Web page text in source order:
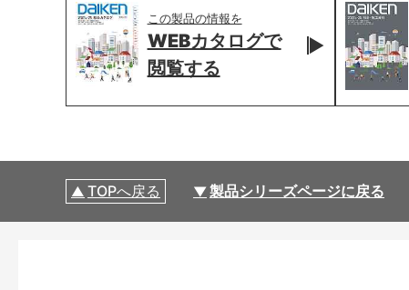
この製品の情報を
WEBカタログで
閲覧する
TOPへ戻る 製品シリーズページに戻る